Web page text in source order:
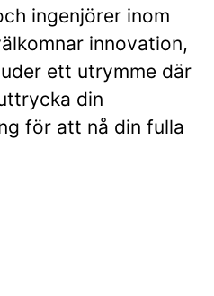
ingenjörer inom
innovation,
ett utrymme där
din
för att nå din fulla